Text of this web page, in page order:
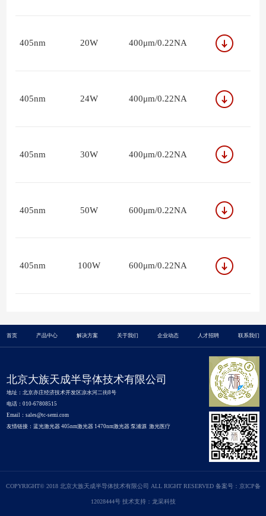
405nm 20W 400μm/0.22NA
405nm 24W 400μm/0.22NA
405nm 30W 400μm/0.22NA
405nm 50W 600μm/0.22NA
405nm 100W 600μm/0.22NA
首页 产品中心 解决方案 关于我们 企业动态 人才招聘 联系我们
北京大族天成半导体技术有限公司
地址：北京亦庄经济技术开发区凉水河二街8号
电话：010-67808515
Email：sales@tc-semi.com
友情链接：蓝光激光器 405nm激光器 1470nm激光器 泵浦源 激光医疗
COPYRIGHT© 2018 北京大族天成半导体技术有限公司 ALL RIGHT RESERVED 备案号： 京ICP备
12028444号 技术支持：龙采科技